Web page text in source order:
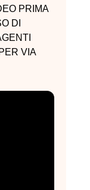
PRIMA
DI
VIA